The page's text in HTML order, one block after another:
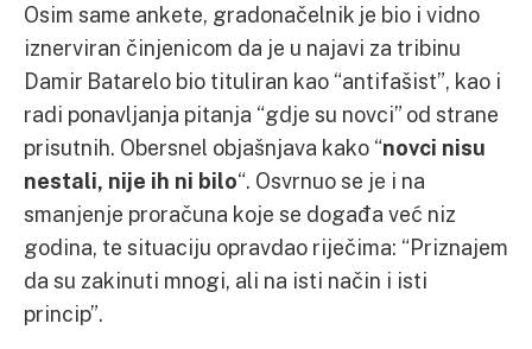
Osim same ankete, gradonačelnik je bio i vidno
iznerviran činjenicom da je u najavi za tribinu
Damir Batarelo bio tituliran kao “antifašist”, kao i
radi ponavljanja pitanja “gdje su novci” od strane
prisutnih. Obersnel objašnjava kako “novci nisu
nestali, nije ih ni bilo“. Osvrnuo se je i na
smanjenje proračuna koje se događa već niz
godina, te situaciju opravdao riječima: “Priznajem
da su zakinuti mnogi, ali na isti način i isti
princip”.